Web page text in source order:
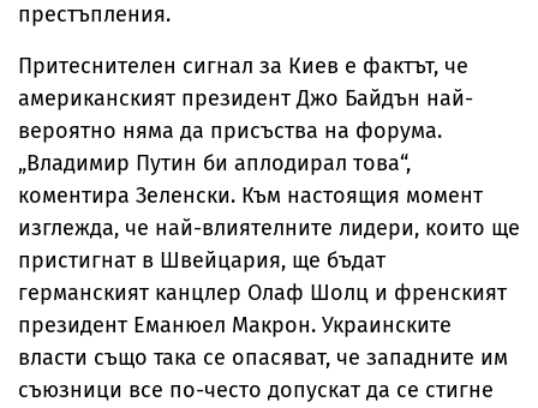
престъпления.
Притеснителен сигнал за Киев е фактът, че
американският президент Джо Байдън най-
вероятно няма да присъства на форума.
„Владимир Путин би аплодирал това“,
коментира Зеленски. Към настоящия момент
изглежда, че най-влиятелните лидери, които ще
пристигнат в Швейцария, ще бъдат
германският канцлер Олаф Шолц и френският
президент Еманюел Макрон. Украинските
власти също така се опасяват, че западните им
съюзници все по-често допускат да се стигне